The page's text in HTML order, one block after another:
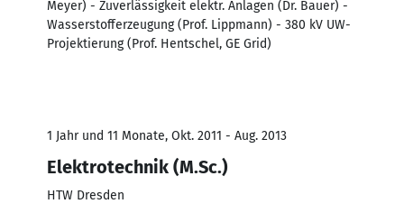
Meyer) - Zuverlässigkeit elektr. Anlagen (Dr. Bauer) -
Wasserstofferzeugung (Prof. Lippmann) - 380 kV UW-
Projektierung (Prof. Hentschel, GE Grid)
1 Jahr und 11 Monate, Okt. 2011 - Aug. 2013
Elektrotechnik (M.Sc.)
HTW Dresden